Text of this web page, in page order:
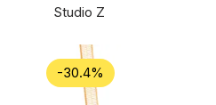
Studio Z
-30.4%